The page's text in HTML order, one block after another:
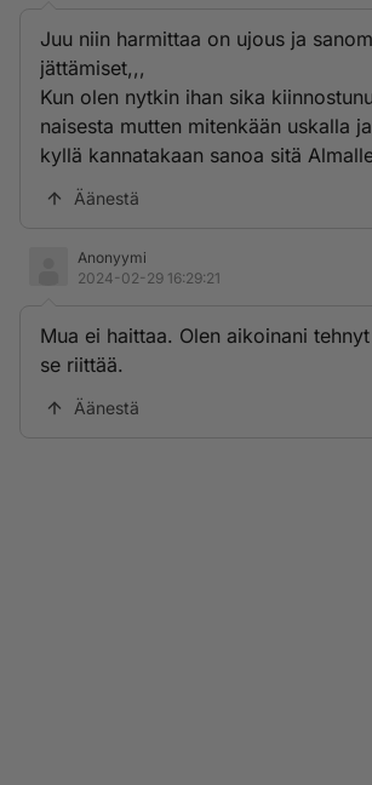
Juu niin harmittaa on ujous ja
jättämiset,,,
Kun olen nytkin ihan sika
naisesta mutten mitenkään uskalla
kyllä kannatakaan sanoa sitä
Äänestä
Anonyymi
2024-02-29 16:29:21
Mua ei haittaa. Olen aikoinani
se riittää.
Äänestä